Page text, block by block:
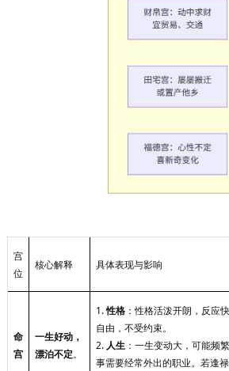
宫
位
核心解释 具体表现与影响
命
宫
一生好动，
漂泊不定。
1.性格：性格活泼开朗，反应
自由，不受约束。
2.人生：一生变动大，可能频
事需要经常外出的职业。若逢